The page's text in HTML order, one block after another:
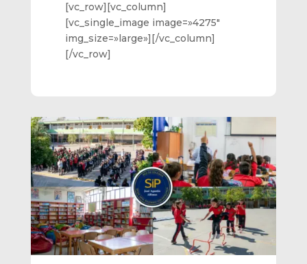
[vc_row][vc_column]
[vc_single_image image=»4275″
img_size=»large»][/vc_column]
[/vc_row]